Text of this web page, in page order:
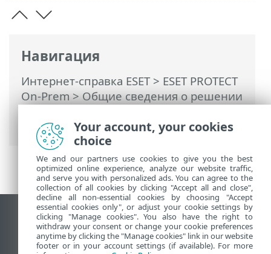
Навигация
Интернет-справка ESET> ESET PROTECT
On-Prem>Общие сведения о решении
изменений
Использовать сайт для ПК
End of Life
База знаний ESET
Your account, your cookies
choice
We and our partners use cookies to give you the best
optimized online experience, analyze our website traffic,
and serve you with personalized ads. You can agree to the
collection of all cookies by clicking "Accept all and close",
decline all non-essential cookies by choosing "Accept
essential cookies only", or adjust your cookie settings by
clicking "Manage cookies". You also have the right to
withdraw your consent or change your cookie preferences
anytime by clicking the "Manage cookies" link in our website
footer or in your account settings (if available). For more